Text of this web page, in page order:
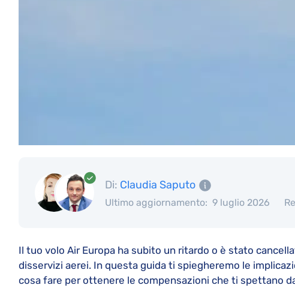
Di: Claudia Saputo
Ultimo aggiornamento: 9 luglio 2026
Il tuo volo Air Europa ha subito un ritardo o è stato
disservizi aerei. In questa guida ti spiegheremo le
cosa fare per ottenere le compensazioni che ti spettano